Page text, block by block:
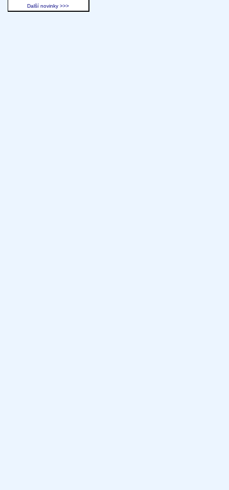
Další novinky >>>